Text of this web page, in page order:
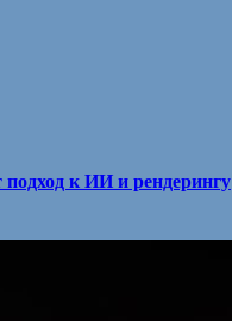
к ИИ и рендерингу